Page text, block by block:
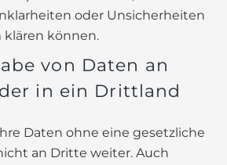
oder Unsicherheiten
können.
von Daten an
in ein Drittland
Daten ohne eine gesetzliche
an Dritte weiter. Auch